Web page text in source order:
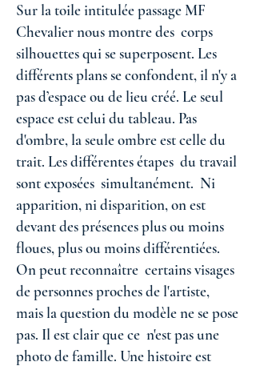
Sur la toile intitulée passage MF
Chevalier nous montre des corps
silhouettes qui se superposent. Les
différents plans se confondent, il n'y a
pas d’espace ou de lieu créé. Le seul
espace est celui du tableau. Pas
d'ombre, la seule ombre est celle du
trait. Les différentes étapes du travail
sont exposées simultanément. Ni
apparition, ni disparition, on est
devant des présences plus ou moins
floues, plus ou moins différentiées.
On peut reconnaître certains visages
de personnes proches de l'artiste,
mais la question du modèle ne se pose
pas. Il est clair que ce n'est pas une
photo de famille. Une histoire est